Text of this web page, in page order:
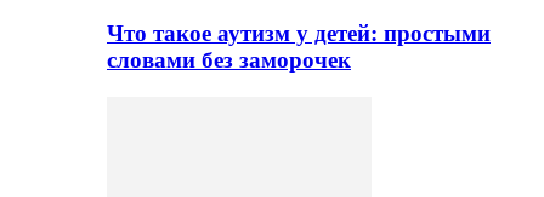
Что такое аутизм у детей: простыми
словами без заморочек